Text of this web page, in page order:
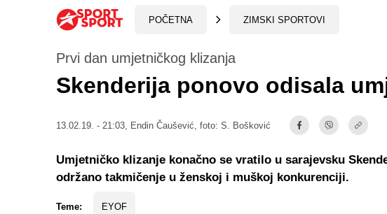
POČETNA ZIMSKI SPORTOVI
Prvi dan umjetničkog klizanja
Skenderija ponovo odisala
13.02.19. - 21:03, Endin Čaušević , foto: S. Bošković
Teme: EYOF
Umjetničko klizanje konačno se vratilo u sarajevsku
održano takmičenje u ženskoj i muškoj konkurenciji.